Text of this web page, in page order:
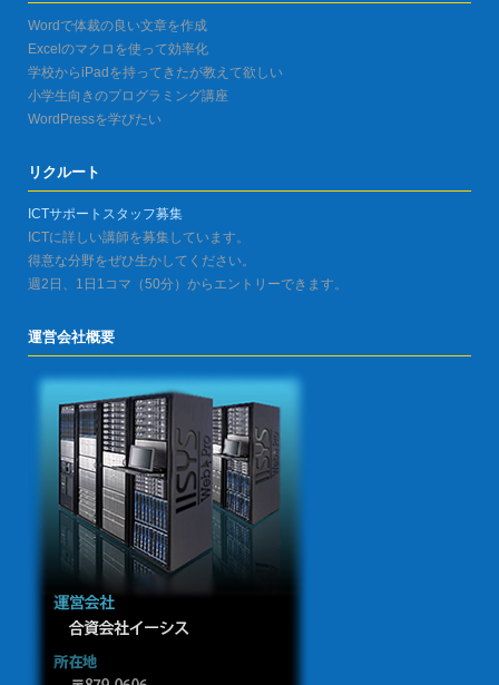
Wordで体裁の良い文章を作成
Excelのマクロを使って効率化
学校からiPadを持ってきたが教えて欲しい
小学生向きのプログラミング講座
WordPressを学びたい
リクルート
ICTサポートスタッフ募集
ICTに詳しい講師を募集しています。
得意な分野をぜひ生かしてください。
週2日、1日1コマ（50分）からエントリーできます。
運営会社概要